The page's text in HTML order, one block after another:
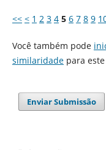
<< < 1 2 3 4 5 6 7 8 9
Você também pode
similaridadepara
Enviar Submissão